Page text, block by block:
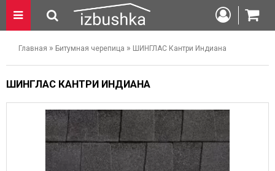
Главная » Битумная черепица » ШИНГЛАС Кантри Индиана
ШИНГЛАС КАНТРИ ИНДИАНА